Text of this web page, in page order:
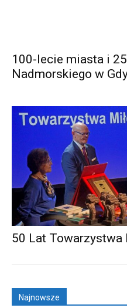
100-lecie miasta i
Nadmorskiego w
50 Lat Towarzystwa
Najnowsze